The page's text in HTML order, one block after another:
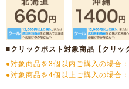
■クリックポスト対象商品【クリッ
●対象商品を3個以内ご購入の場合
●対象商品を4個以上ご購入の場合